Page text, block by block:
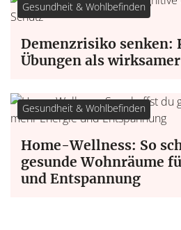
Gesundheit & Wohlbefinden
Demenzrisiko senken:
Übungen als
Gesundheit & Wohlbefinden
Home-Wellness: So
gesunde Wohnräume
und Entspannung